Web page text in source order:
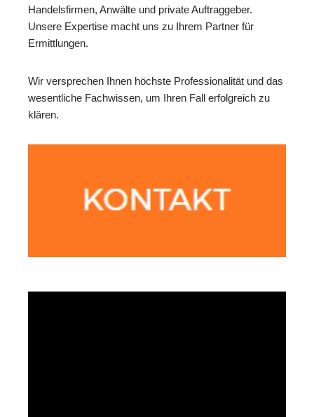
Handelsfirmen, Anwälte und private Auftraggeber.
Unsere Expertise macht uns zu Ihrem Partner für
Ermittlungen.
Wir versprechen Ihnen höchste Professionalität und das
wesentliche Fachwissen, um Ihren Fall erfolgreich zu
klären.